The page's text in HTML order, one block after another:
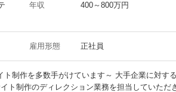
年収 400～800万円
雇用形態 正社員
ト制作を多数手がけています～ 大手企業に対す
ト制作のディレクション業務を担当していただ